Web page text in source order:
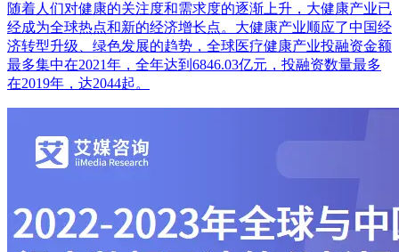
随着人们对健康的关注度和需求度的逐渐上升，大健康产业已
经成为全球热点和新的经济增长点。大健康产业顺应了中国经
济转型升级、绿色发展的趋势，全球医疗健康产业投融资金额
最多集中在2021年，全年达到6846.03亿元，投融资数量最多
在2019年，达2044起。